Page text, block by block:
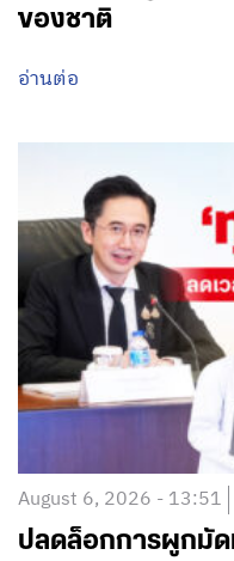
ของชาติ
อ่านต่อ
August 6, 2026 - 13:51
ปลดล็อกการผูกมั